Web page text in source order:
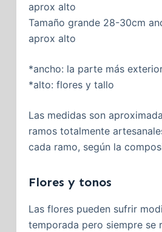
aprox alto
Tamaño grande 28-30cm
aprox alto
*ancho: la parte más
*alto: flores y tallo
Las medidas son
ramos totalmente
cada ramo, según la
Flores y tonos
Las flores pueden sufrir
temporada pero siempre se